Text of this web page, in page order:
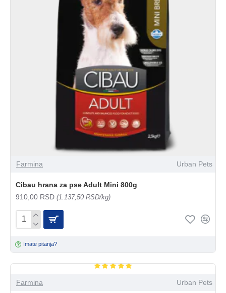
Farmina Urban Pets
Cibau hrana za pse Adult Mini 800g
910,00 RSD (1.137,50 RSD/kg)
Imate pitanja?
Farmina Urban Pets